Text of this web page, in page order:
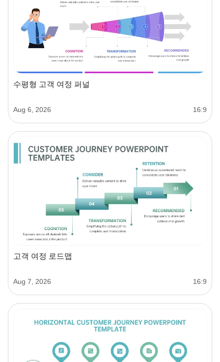
수평형 고객 여정 퍼널
Aug 6, 2026 16:9
고객 여정 로드맵
Aug 7, 2026 16:9